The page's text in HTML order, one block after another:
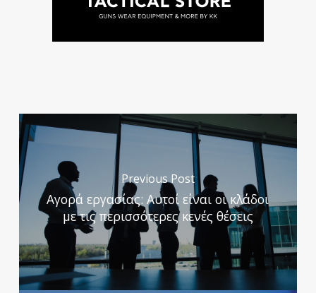
Previous Post
Αγορά εργασίας: Αυτοί είναι οι κλάδοι
με τις περισσότερες κενές θέσεις